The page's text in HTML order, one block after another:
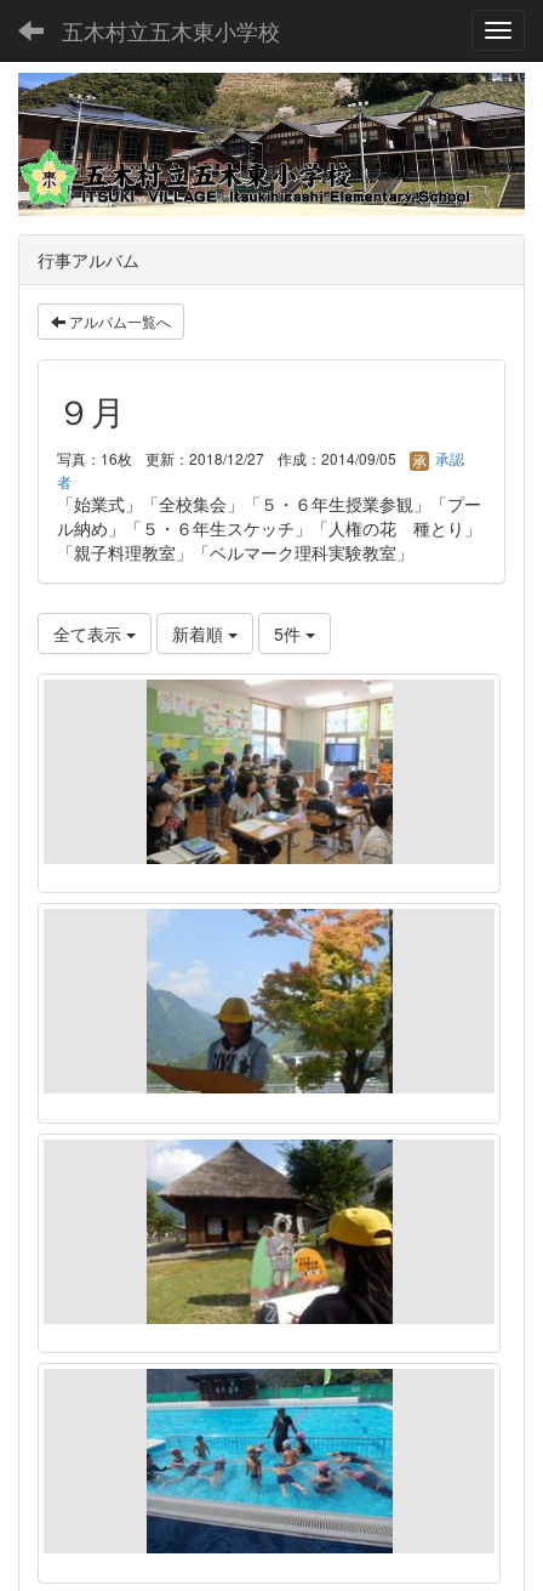
五木村立五木東小学校
行事アルバム
アルバム一覧へ
９月
写真：16枚 更新：2018/12/27 作成：2014/09/05
承認
者
「始業式」「全校集会」「５・６年生授業参観」「プー
ル納め」「５・６年生スケッチ」「人権の花 種とり」
「親子料理教室」「ベルマーク理科実験教室」
全て表示 新着順 5件